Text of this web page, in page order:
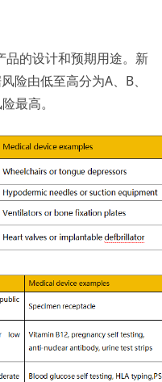
品的设计和预期用途。新
险由低至高分为A、B、
最高。